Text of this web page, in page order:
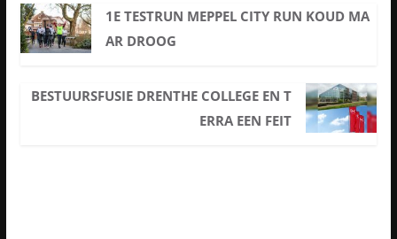
1E TESTRUN MEPPEL CITY RUN KOUD MA
AR DROOG
BESTUURSFUSIE DRENTHE COLLEGE EN T
ERRA EEN FEIT